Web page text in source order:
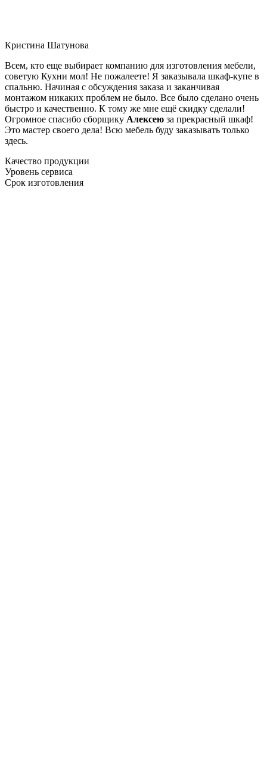
Кристина Шатунова
Всем, кто еще выбирает компанию для изготовления мебели,
советую Кухни мол! Не пожалеете! Я заказывала шкаф-купе в
спальню. Начиная с обсуждения заказа и заканчивая
монтажом никаких проблем не было. Все было сделано очень
быстро и качественно. К тому же мне ещё скидку сделали!
Огромное спасибо сборщику Алексею за прекрасный шкаф!
Это мастер своего дела! Всю мебель буду заказывать только
здесь.
Качество продукции
Уровень сервиса
Срок изготовления